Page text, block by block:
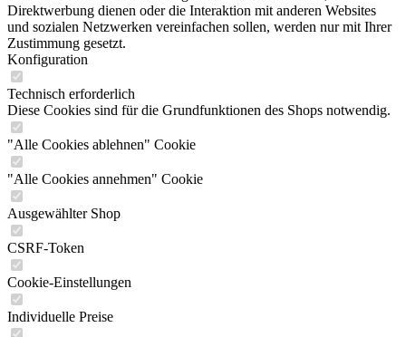
Direktwerbung dienen oder die Interaktion mit anderen Websites
und sozialen Netzwerken vereinfachen sollen, werden nur mit Ihrer
Zustimmung gesetzt.
Konfiguration
Technisch erforderlich
Diese Cookies sind für die Grundfunktionen des Shops notwendig.
"Alle Cookies ablehnen" Cookie
"Alle Cookies annehmen" Cookie
Ausgewählter Shop
CSRF-Token
Cookie-Einstellungen
Individuelle Preise